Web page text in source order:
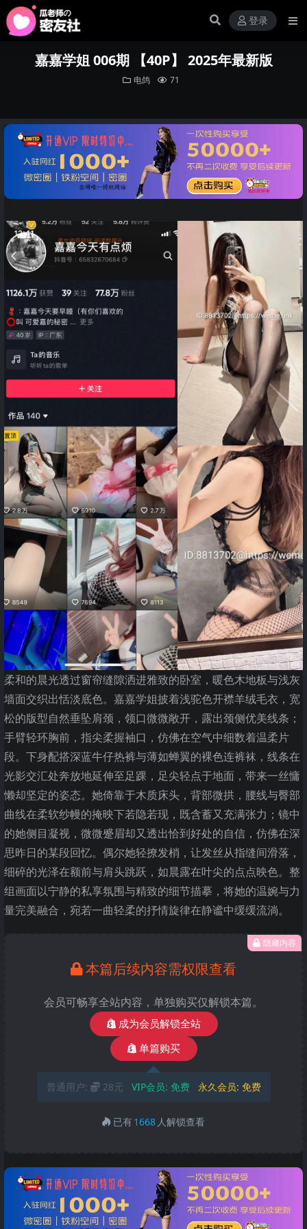
登录
嘉嘉学姐 006期 【40P】 2025年最新版
电鸽 71
柔和的晨光透过窗帘缝隙洒进雅致的卧室，暖色木地板与浅灰
墙面交织出恬淡底色。嘉嘉学姐披着浅驼色开襟羊绒毛衣，宽
松的版型自然垂坠肩颈，领口微微敞开，露出颈侧优美线条；
手臂轻环胸前，指尖柔握袖口，仿佛在空气中细数着温柔片
段。下身配搭深蓝牛仔热裤与薄如蝉翼的裸色连裤袜，线条在
光影交汇处奔放地延伸至足踝，足尖轻点于地面，带来一丝慵
懒却坚定的姿态。她倚靠于木质床头，背部微拱，腰线与臀部
曲线在柔软纱幔的掩映下若隐若现，既含蓄又充满张力；镜中
的她侧目凝视，微微蹙眉却又透出恰到好处的自信，仿佛在深
思昨日的某段回忆。偶尔她轻撩发梢，让发丝从指缝间滑落，
细碎的光泽在额前与肩头跳跃，如晨露在叶尖的点点映色。整
组画面以宁静的私享氛围与精致的细节描摹，将她的温婉与力
量完美融合，宛若一曲轻柔的抒情旋律在静谧中缓缓流淌。
隐藏内容
本篇后续内容需权限查看
会员可畅享全站内容，单独购买仅解锁本篇。
成为会员解锁全站
单篇购买
普通用户: 28元 VIP会员: 免费 永久会员: 免费
已有1668 人解锁查看